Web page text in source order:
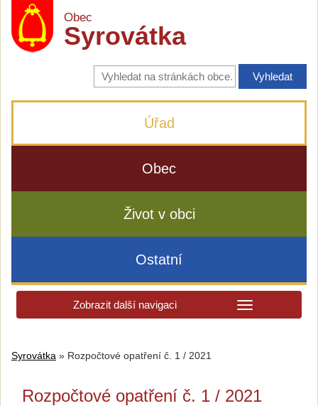
Obec
Syrovátka
Vyhledávání
na
stránkách
Úřad
Obec
Život v obci
Ostatní
Zobrazit další navigaci
Syrovátka » Rozpočtové opatření č. 1 / 2021
Rozpočtové opatření č. 1 / 2021